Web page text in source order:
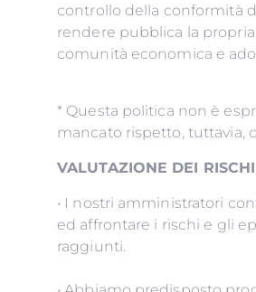
controllo della conformità
rendere pubblica la
comunità
* Questa politica non è
mancato rispetto, tuttavia,
VALUTAZIONE DEI RISCHI
• I nostri amministratori
ed affrontare i rischi e gli
raggiunti.